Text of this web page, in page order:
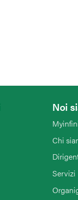
Noi
Chi
Servizi